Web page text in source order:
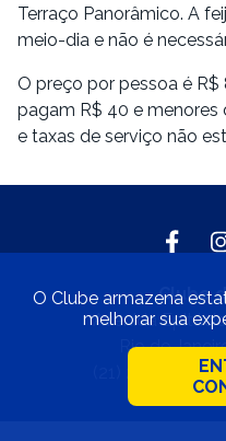
Terraço Panorâmico. A
meio-dia e não é
O preço por pessoa é R$
pagam R$ 40 e menores
e taxas de serviço não
Clube
Avenida
Rio de
(21) 2529-4800
O Clube armazena
melhorar sua